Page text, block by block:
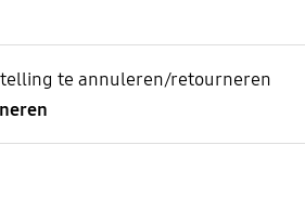
te annuleren/retourneren